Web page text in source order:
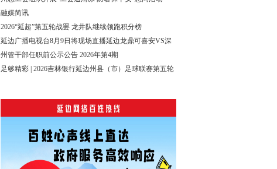
融媒简讯
2026“延超”第五轮战罢 龙井队继续领跑积分榜
延边广播电视台8月9日将现场直播延边龙鼎可喜安VS深
圳青年人比赛
州管干部任职前公示公告 2026年第4期
足够精彩 | 2026吉林银行延边州县（市）足球联赛第五轮